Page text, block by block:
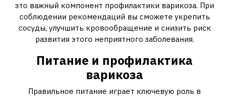
это важный компонент профилактики варикоза. При
соблюдении рекомендаций вы сможете укрепить
сосуды, улучшить кровообращение и снизить риск
развития этого неприятного заболевания.
Питание и профилактика
варикоза
Правильное питание играет ключевую роль в